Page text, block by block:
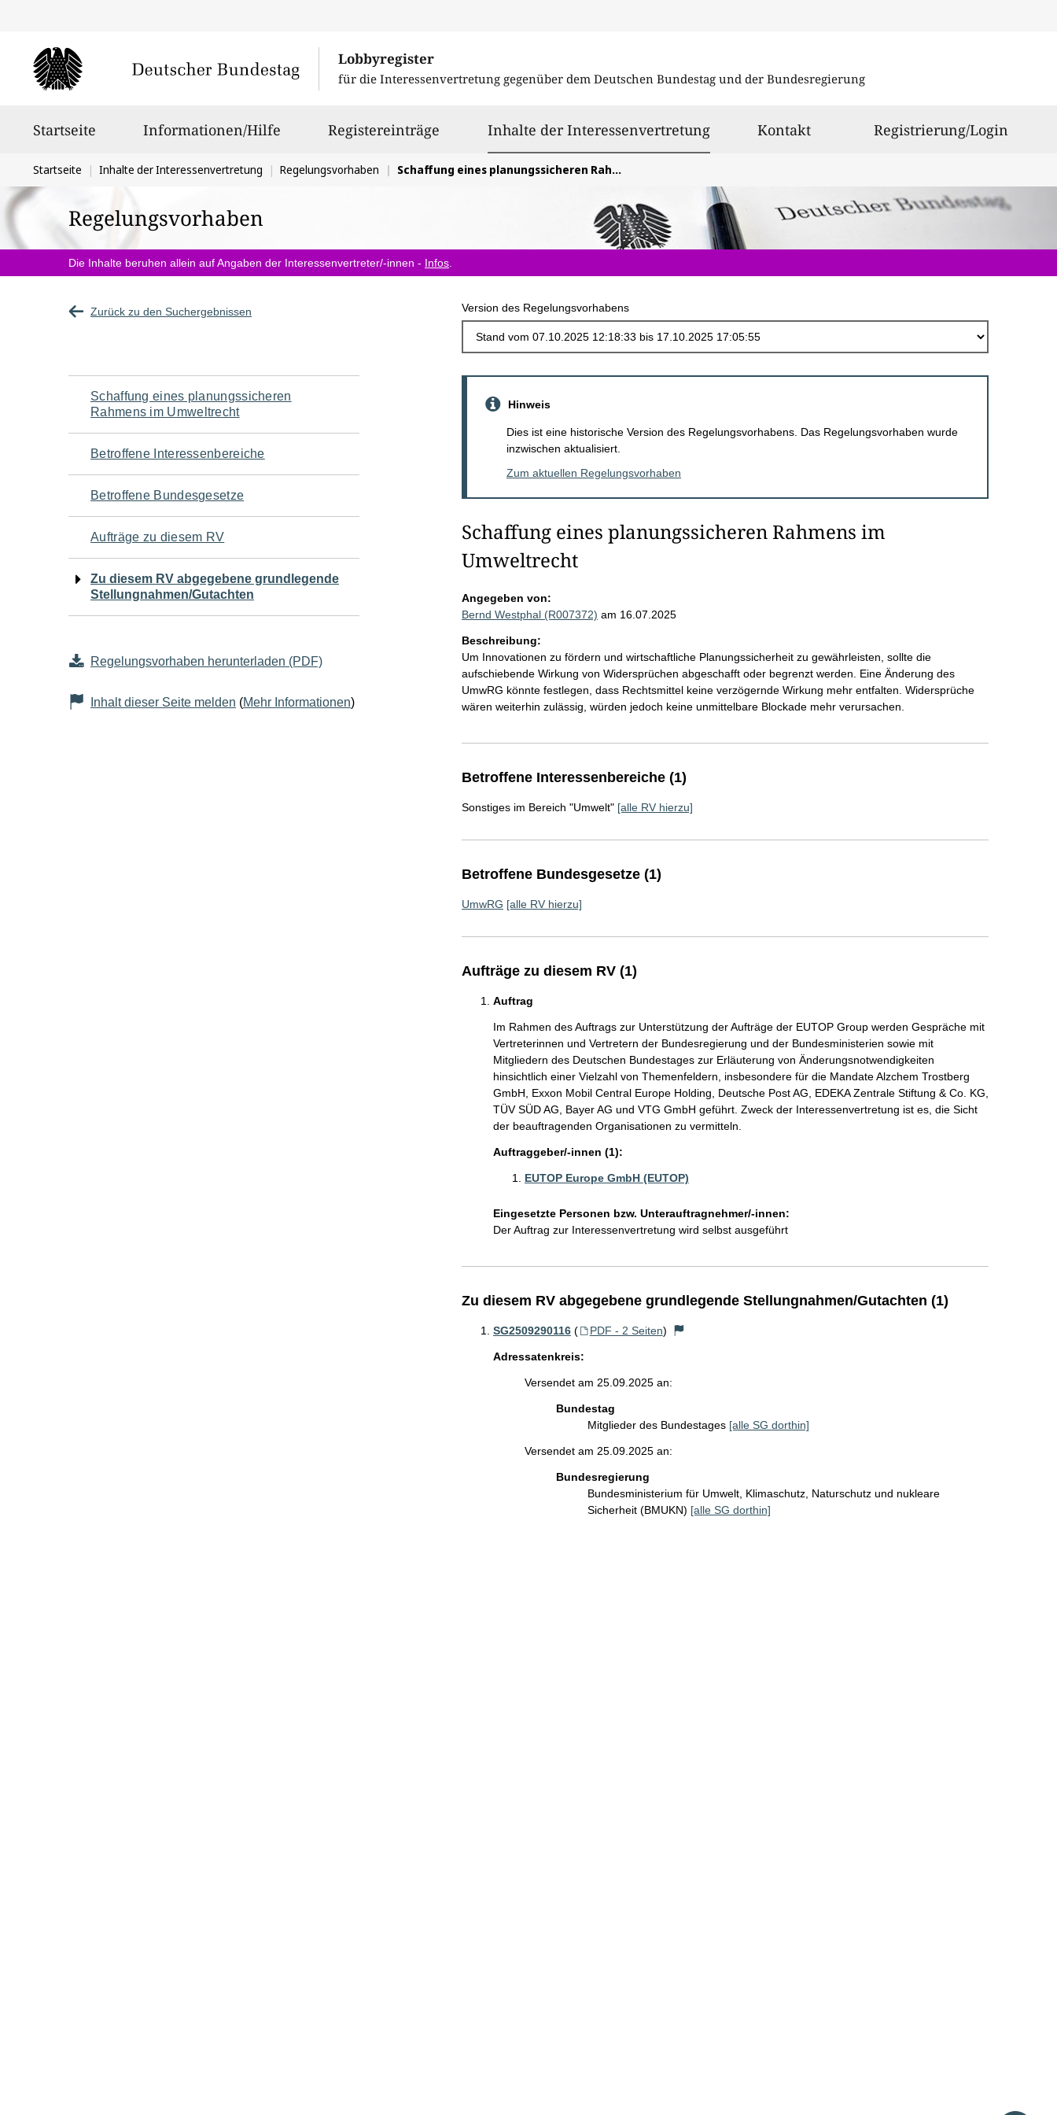
Lobbyregister
für die Interessenvertretung gegenüber dem Deutschen Bundestag und der Bundesregierung
Startseite Informationen/Hilfe Registereinträge Inhalte der Interessenvertretungausgewählt
Kontakt Registrierung/Login
Sie
befinden
sich
hier:
Startseite Inhalte der Interessenvertretung Regelungsvorhaben Schaffung eines planungssicheren Rahmens im Umweltrecht
Regelungsvorhaben
Die Inhalte beruhen allein auf Angaben der Interessenvertreter/-innen - Infos
Zurück zu den Suchergebnissen Version des Regelungsvorhabens
Navigation
für
den
Seiteninhalt
Schaffung eines planungssicheren
Rahmens im Umweltrecht
Betroffene Interessenbereiche
Betroffene Bundesgesetze
Aufträge zu diesem RV
Zu diesem RV abgegebene grundlegende
Stellungnahmen/Gutachten
Regelungsvorhaben herunterladen (PDF)
Inhalt dieser Seite melden (Mehr Informationen)
Hinweis
Dies ist eine historische Version des Regelungsvorhabens. Das Regelungsvorhaben wurde
inzwischen aktualisiert.
Zum aktuellen Regelungsvorhaben
Schaffung eines planungssicheren Rahmens im
Umweltrecht
Angegeben von:
Bernd Westphal (R007372) am 16.07.2025
Beschreibung:
Um Innovationen zu fördern und wirtschaftliche Planungssicherheit zu gewährleisten, sollte die
aufschiebende Wirkung von Widersprüchen abgeschafft oder begrenzt werden. Eine Änderung des
UmwRG könnte festlegen, dass Rechtsmittel keine verzögernde Wirkung mehr entfalten. Widersprüche
wären weiterhin zulässig, würden jedoch keine unmittelbare Blockade mehr verursachen.
Betroffene Interessenbereiche (1)
Sonstiges im Bereich "Umwelt" [alle RV hierzu]
Betroffene Bundesgesetze (1)
UmwRG [alle RV hierzu]
Aufträge zu diesem RV (1)
Auftrag
Im Rahmen des Auftrags zur Unterstützung der Aufträge der EUTOP Group werden Gespräche mit
Vertreterinnen und Vertretern der Bundesregierung und der Bundesministerien sowie mit
Mitgliedern des Deutschen Bundestages zur Erläuterung von Änderungsnotwendigkeiten
hinsichtlich einer Vielzahl von Themenfeldern, insbesondere für die Mandate Alzchem Trostberg
GmbH, Exxon Mobil Central Europe Holding, Deutsche Post AG, EDEKA Zentrale Stiftung & Co. KG,
TÜV SÜD AG, Bayer AG und VTG GmbH geführt. Zweck der Interessenvertretung ist es, die Sicht
der beauftragenden Organisationen zu vermitteln.
Auftraggeber/-innen (1):
EUTOP Europe GmbH (EUTOP)
Eingesetzte Personen bzw. Unterauftragnehmer/-innen:
Der Auftrag zur Interessenvertretung wird selbst ausgeführt
Zu diesem RV abgegebene grundlegende Stellungnahmen/Gutachten (1)
SG2509290116 ( PDF - 2 Seiten)
Adressatenkreis:
Versendet am 25.09.2025 an:
Bundestag
Mitglieder des Bundestages [alle SG dorthin]
Versendet am 25.09.2025 an:
Bundesregierung
Bundesministerium für Umwelt, Klimaschutz, Naturschutz und nukleare
Sicherheit (BMUKN) [alle SG dorthin]